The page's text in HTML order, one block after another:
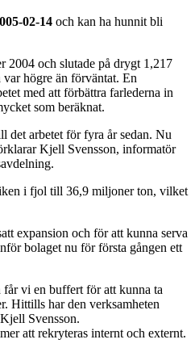
02-14 och kan ha hunnit bli
2004 och slutade på drygt 1,217
högre än förväntat. En
med att förbättra farlederna in
som beräknat.
det arbetet för fyra år sedan. Nu
Kjell Svensson, informatör
i fjol till 36,9 miljoner ton, vilket
expansion och för att kunna serva
bolaget nu för första gången ett
får vi en buffert för att kunna ta
Hittills har den verksamheten
Svensson.
att rekryteras internt och externt.